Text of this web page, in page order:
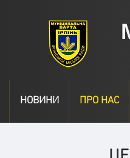
НОВИНИ ПРО НАС